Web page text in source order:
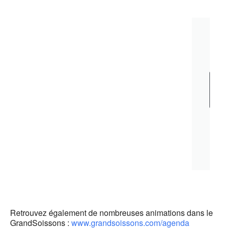
Retrouvez également de nombreuses animations dans le
GrandSoissons : www.grandsoissons.com/agenda